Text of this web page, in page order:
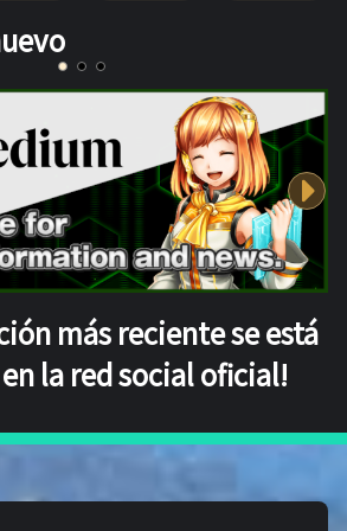
más reciente se está
la red social oficial!